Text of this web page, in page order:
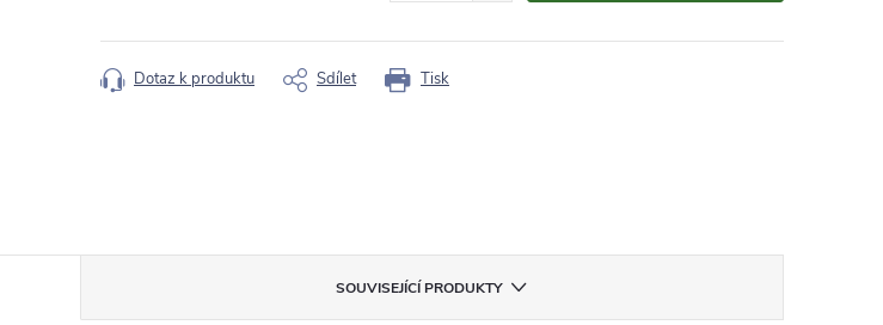
Tisk
Dotaz k produktu Sdílet
SOUVISEJÍCÍ PRODUKTY